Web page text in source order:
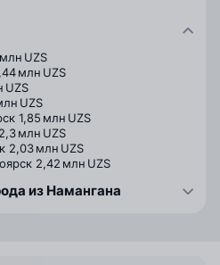
UZS
млн UZS
UZS
UZS
1,85 млн UZS
2,3 млн UZS
2,03 млн UZS
2,42 млн UZS
из Намангана